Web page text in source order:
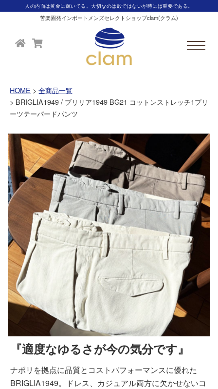
人の内面は黄金に輝いてる。大切なのは殻ではないが時には重要である。
苦楽園発インポートメンズセレクトショップclam(クラム)
HOME
全商品一覧
BRIGLIA1949 / ブリリア1949 BG21 コットンストレッチ1プリ
ーツテーパードパンツ
『適度なゆるさが今の気分です』
ナポリを拠点に品質とコストパフォーマンスに優れた
BRIGLIA1949。ドレス、カジュアル両方に欠かせないコ